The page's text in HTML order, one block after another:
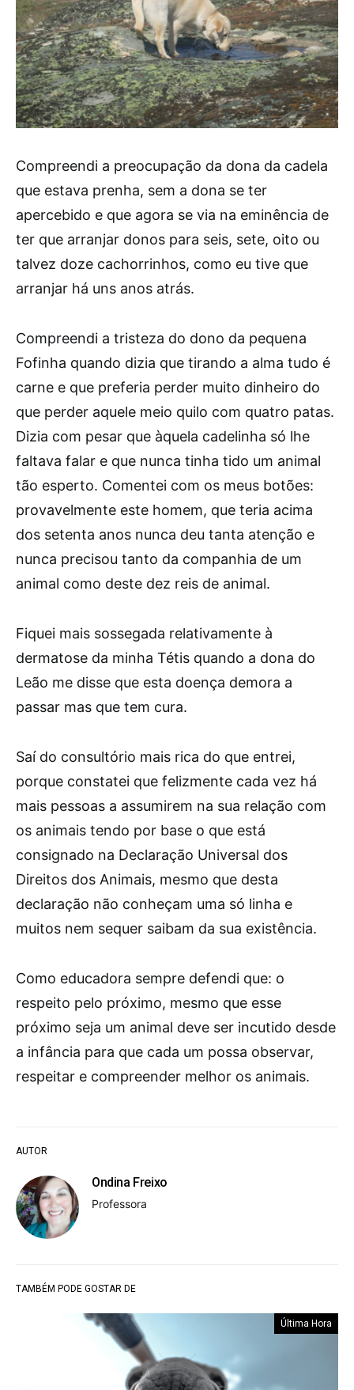
AUTOR
Ondina Freixo
Professora
Compreendi a preocupação da dona da cadela
que estava prenha, sem a dona se ter
apercebido e que agora se via na eminência de
ter que arranjar donos para seis, sete, oito ou
talvez doze cachorrinhos, como eu tive que
arranjar há uns anos atrás.
Compreendi a tristeza do dono da pequena
Fofinha quando dizia que tirando a alma tudo é
carne e que preferia perder muito dinheiro do
que perder aquele meio quilo com quatro patas.
Dizia com pesar que àquela cadelinha só lhe
faltava falar e que nunca tinha tido um animal
tão esperto. Comentei com os meus botões:
provavelmente este homem, que teria acima
dos setenta anos nunca deu tanta atenção e
nunca precisou tanto da companhia de um
animal como deste dez reis de animal.
Fiquei mais sossegada relativamente à
dermatose da minha Tétis quando a dona do
Leão me disse que esta doença demora a
passar mas que tem cura.
Saí do consultório mais rica do que entrei,
porque constatei que felizmente cada vez há
mais pessoas a assumirem na sua relação com
os animais tendo por base o que está
consignado na Declaração Universal dos
Direitos dos Animais, mesmo que desta
declaração não conheçam uma só linha e
muitos nem sequer saibam da sua existência.
Como educadora sempre defendi que: o
respeito pelo próximo, mesmo que esse
próximo seja um animal deve ser incutido desde
a infância para que cada um possa observar,
respeitar e compreender melhor os animais.
TAMBÉM PODE GOSTAR DE
Última Hora